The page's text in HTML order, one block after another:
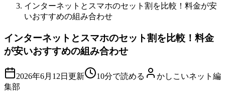
インターネットとスマホのセット割を比較！料金が安
いおすすめの組み合わせ
インターネットとスマホのセット割を比較！料金
が安いおすすめの組み合わせ
2026年6月12日 更新 10分で読める
かしこいネット編
集部